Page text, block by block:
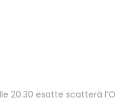
20.30 esatte scatterà